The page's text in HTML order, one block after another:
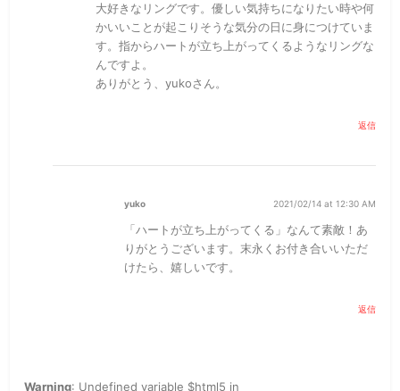
大好きなリングです。優しい気持ちになりたい時や何
かいいことが起こりそうな気分の日に身につけていま
す。指からハートが立ち上がってくるようなリングな
んですよ。
ありがとう、yukoさん。
返信
yuko 2021/02/14 at 12:30 AM
「ハートが立ち上がってくる」なんて素敵！あ
りがとうございます。末永くお付き合いいただ
けたら、嬉しいです。
返信
Warning: Undefined variable $html5 in